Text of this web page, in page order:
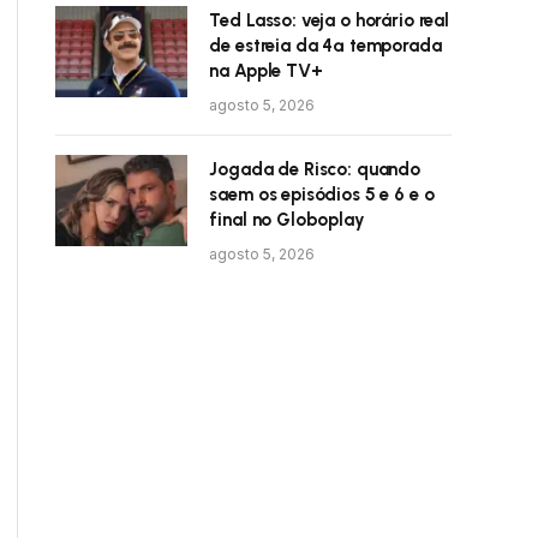
Ted Lasso: veja o horário real
de estreia da 4ª temporada
na Apple TV+
agosto 5, 2026
Jogada de Risco: quando
saem os episódios 5 e 6 e o
final no Globoplay
agosto 5, 2026